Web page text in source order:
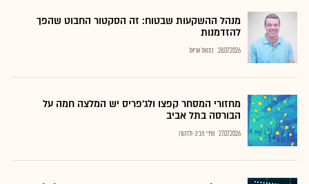
מנהל ההשקעות שבטוח: זה הסקטור החבוט שהפך
להזדמנות
28.07.2026 נתנאל אריאל
מחזורי המסחר קפצו ולג'פריס יש המלצה חמה על
הבורסה בתל אביב
27.07.2026 שירי חביב-ולדהורן